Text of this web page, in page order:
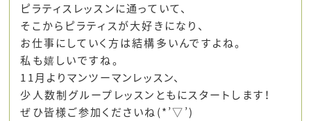
ピラティスレッスンに通っていて、
そこからピラティスが大好きになり、
お仕事にしていく方は結構多いんですよね。
私も嬉しいですね。
11月よりマンツーマンレッスン、
少人数制グループレッスンともにスタートします！
ぜひ皆様ご参加くださいね(*’▽’)